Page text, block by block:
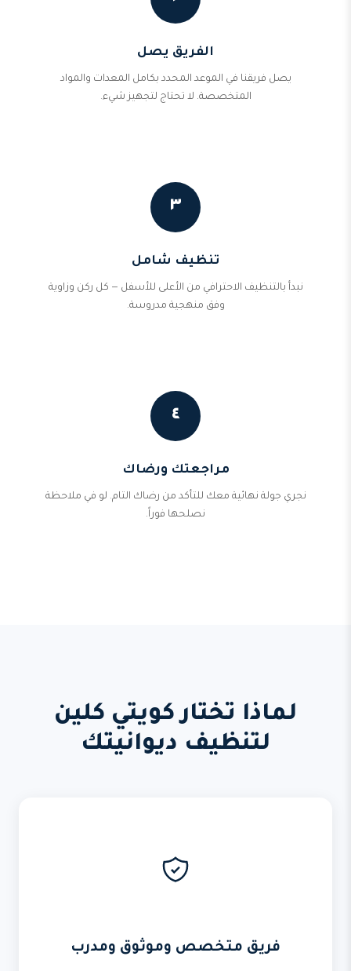
الفريق يصل
يصل فريقنا في الموعد المحدد بكامل المعدات والمواد
المتخصصة. لا تحتاج لتجهيز شيء.
٣
تنظيف شامل
نبدأ بالتنظيف الاحترافي من الأعلى للأسفل — كل ركن وزاوية
وفق منهجية مدروسة.
٤
مراجعتك ورضاك
نجري جولة نهائية معك للتأكد من رضاك التام. لو في ملاحظة
نصلحها فوراً.
لماذا تختار كويتي كلين
لتنظيف ديوانيتك
فريق متخصص وموثوق ومدرب